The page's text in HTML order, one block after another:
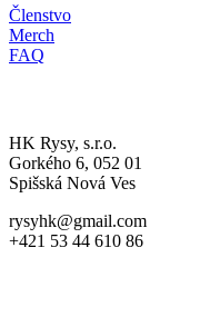
Členstvo
Merch
FAQ
HK Rysy, s.r.o.
Gorkého 6, 052 01
Spišská Nová Ves
rysyhk@gmail.com
+421 53 44 610 86